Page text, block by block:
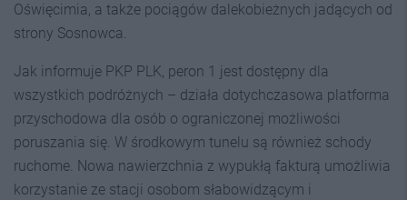
Oświęcimia, a także pociągów dalekobieżnych jadących od
strony Sosnowca.
Jak informuje PKP PLK, peron 1 jest dostępny dla
wszystkich podróżnych – działa dotychczasowa platforma
przyschodowa dla osób o ograniczonej możliwości
poruszania się. W środkowym tunelu są również schody
ruchome. Nowa nawierzchnia z wypukłą fakturą umożliwia
korzystanie ze stacji osobom słabowidzącym i